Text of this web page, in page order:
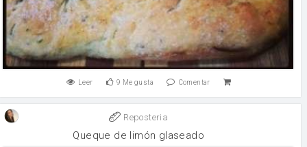
Leer 9 Me gusta Comentar
Reposteria
Queque de limón glaseado